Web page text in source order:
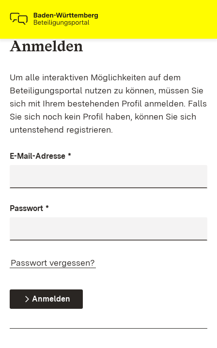
Anmelden
Um alle interaktiven Möglichkeiten auf dem
Beteiligungsportal nutzen zu können, müssen Sie
sich mit Ihrem bestehenden Profil anmelden. Falls
Sie sich noch kein Profil haben, können Sie sich
untenstehend registrieren.
E-Mail-Adresse *
Passwort *
Passwort vergessen?
Anmelden